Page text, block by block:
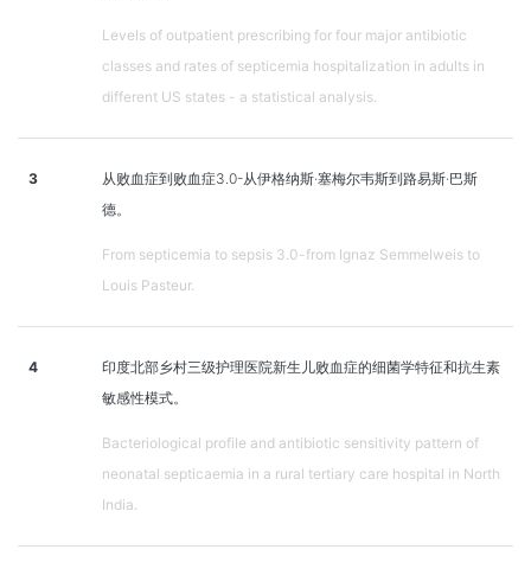
Levels of outpatient prescribing for four major antibiotic
classes and rates of septicemia hospitalization in adults in
different US states - a statistical analysis.
3
从败血症到败血症3.0-从伊格纳斯·塞梅尔韦斯到路易斯·巴斯
德。
From septicemia to sepsis 3.0-from Ignaz Semmelweis to
Louis Pasteur.
4
印度北部乡村三级护理医院新生儿败血症的细菌学特征和抗生素
敏感性模式。
Bacteriological profile and antibiotic sensitivity pattern of
neonatal septicaemia in a rural tertiary care hospital in North
India.